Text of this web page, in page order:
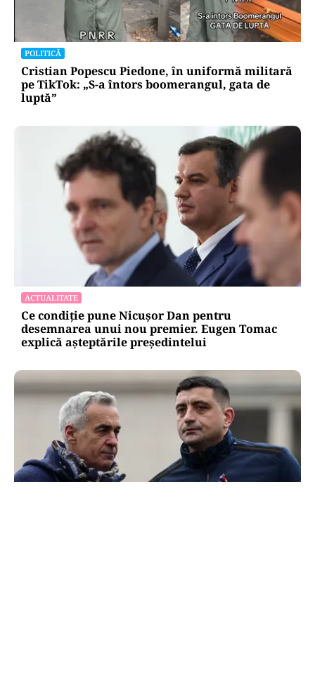
POLITICĂ
Cristian Popescu Piedone, în uniformă militară
pe TikTok: „S-a întors boomerangul, gata de
luptă”
ACTUALITATE
Ce condiție pune Nicușor Dan pentru
desemnarea unui nou premier. Eugen Tomac
explică așteptările președintelui